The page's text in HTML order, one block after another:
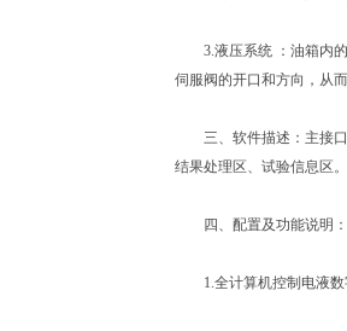
3.液压系统 ：油箱内的
伺服阀的开口和方向，从
三、软件描述：主接口
结果处理区、试验信息区。
四、配置及功能说明：
1.全计算机控制电液数